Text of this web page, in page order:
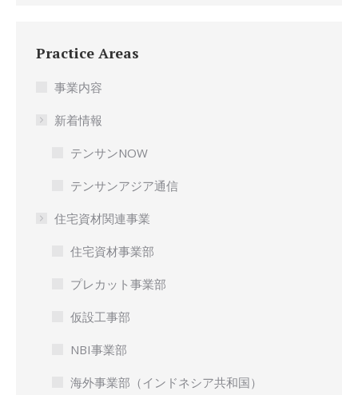
Practice Areas
事業内容
新着情報
テンサンNOW
テンサンアジア通信
住宅資材関連事業
住宅資材事業部
プレカット事業部
仮設工事部
NBI事業部
海外事業部（インドネシア共和国）